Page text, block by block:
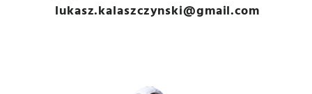
lukasz.kalaszczynski@gmail.com